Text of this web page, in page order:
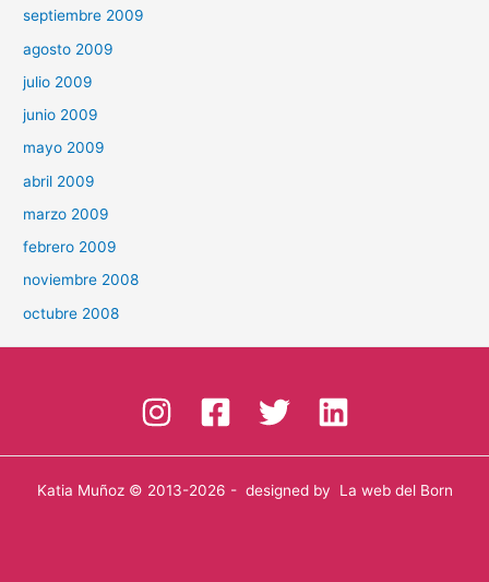
septiembre 2009
agosto 2009
julio 2009
junio 2009
mayo 2009
abril 2009
marzo 2009
febrero 2009
noviembre 2008
octubre 2008
Katia Muñoz© 2013-2026 - designed by La web del Born